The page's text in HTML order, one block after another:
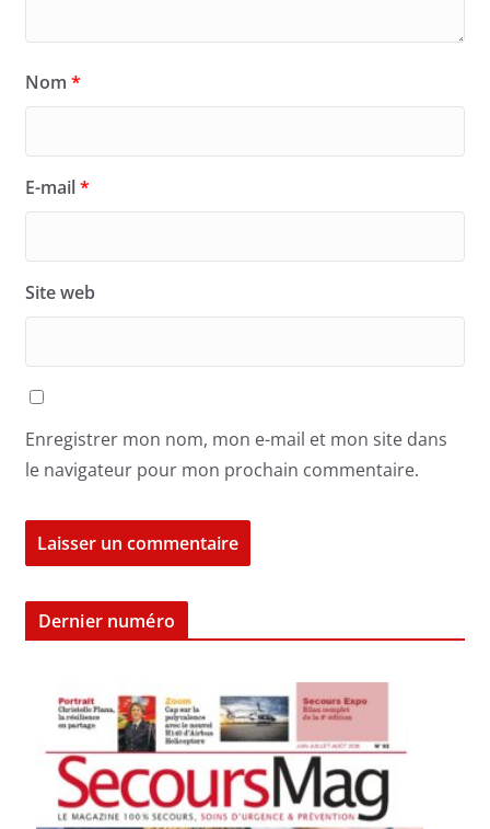
Nom *
E-mail*
Site web
Enregistrer mon nom, mon e-mail et mon site dans
le navigateur pour mon prochain commentaire.
Dernier numéro